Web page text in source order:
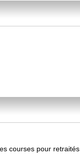
courses pour retraités